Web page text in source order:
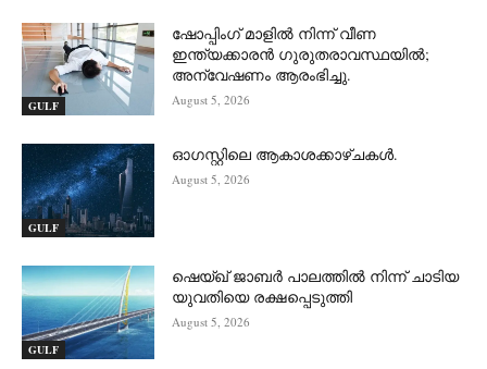
GULF
ഷോപ്പിംഗ് മാളിൽ നിന്ന് വീണ
ഇന്ത്യക്കാരൻ ഗുരുതരാവസ്ഥയിൽ;
അന്വേഷണം ആരംഭിച്ചു.
August 5, 2026
GULF
ഓഗസ്റ്റിലെ ആകാശക്കാഴ്ചകൾ.
August 5, 2026
GULF
ഷെയ്ഖ് ജാബർ പാലത്തിൽ നിന്ന് ചാടിയ
യുവതിയെ രക്ഷപ്പെടുത്തി
August 5, 2026